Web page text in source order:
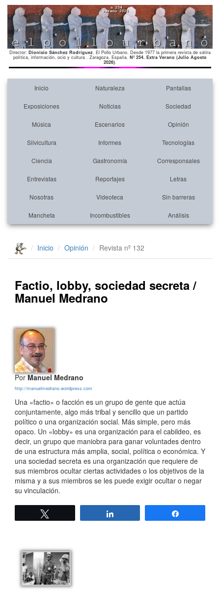
Director: Dionisio Sánchez Rodríguez. El Pollo Urbano. Desde 1977 la primera revista de sátira
política, información, ocio y cultura . Zaragoza. España. Nº 254. Extra Verano (Julio Agosto
2026).
Inicio Naturaleza Pantallas
Exposiciones Noticias Sociedad
Música Escenarios Opinión
Silvicultura Informes Tecnologías
Ciencia Gastronomía Corresponsales
Entrevistas Reportajes Letras
Nosotras Videoteca Sin barreras
Mancheta Incombustibles Análisis
Inicio Opinión Revista nº 132
Factio, lobby, sociedad secreta /
Manuel Medrano
PorManuel Medrano
http://manuelmedrano.wordpress.com
Una «factio» o facción es un grupo de gente que actúa
conjuntamente, algo más tribal y sencillo que un partido
político o una organización social. Más simple, pero más
opaco. Un «lobby» es una organización para el cabildeo, es
decir, un grupo que maniobra para ganar voluntades dentro
de una estructura más amplia, social, política o económica. Y
una sociedad secreta es una organización que requiere de
sus miembros ocultar ciertas actividades o los objetivos de la
misma y a sus miembros se les puede exigir ocultar o negar
su vinculación.